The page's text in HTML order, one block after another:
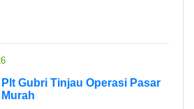
Plt Gubri Tinjau Operasi Pasar
Murah